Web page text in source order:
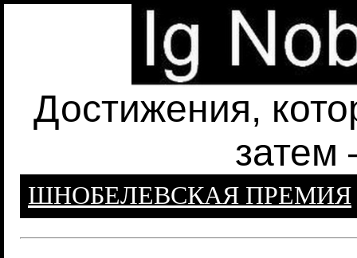
Достижения,
затем
ШНОБЕЛЕВСКАЯ ПРЕМИЯ